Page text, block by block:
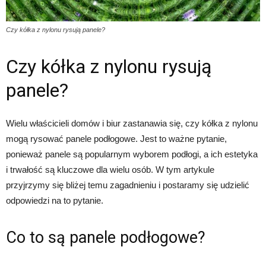
Czy kółka z nylonu rysują panele?
Czy kółka z nylonu rysują
panele?
Wielu właścicieli domów i biur zastanawia się, czy kółka z nylonu
mogą rysować panele podłogowe. Jest to ważne pytanie,
ponieważ panele są popularnym wyborem podłogi, a ich estetyka
i trwałość są kluczowe dla wielu osób. W tym artykule
przyjrzymy się bliżej temu zagadnieniu i postaramy się udzielić
odpowiedzi na to pytanie.
Co to są panele podłogowe?